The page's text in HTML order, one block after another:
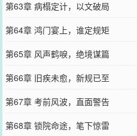
第63章 病榻定计，以文破局
第64章 鸿门宴上，谁定规矩
第65章 风声鹤唳，绝境谋篇
第66章 旧疾未愈，新规已至
第67章 考前风波，直面警告
第68章 锁院命途，笔下惊雷